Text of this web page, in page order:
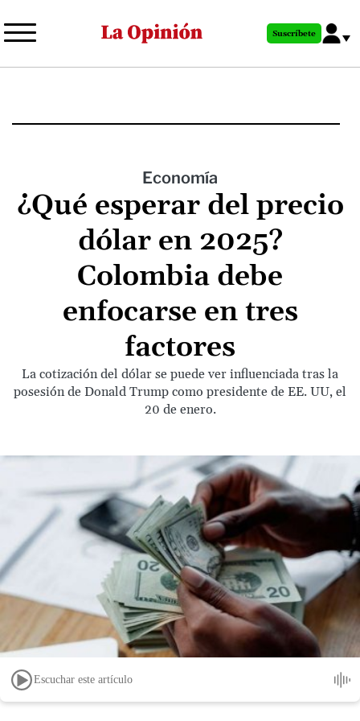
al
principal
Suscríbete
Economía
¿Qué esperar del precio
dólar en 2025?
Colombia debe
enfocarse en tres
factores
La cotización del dólar se puede ver influenciada tras la
posesión de Donald Trump como presidente de EE. UU, el
20 de enero.
Escuchar este artículo